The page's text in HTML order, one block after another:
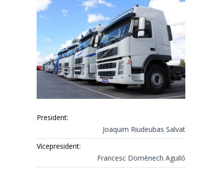
President:
Joaquim Riudeubas Salvat
Vicepresident:
Francesc Domènech Aguiló